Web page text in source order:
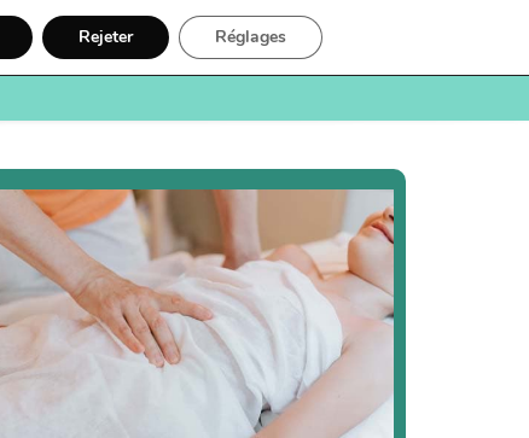
Santé Recherche Inscription
Rejeter Réglages